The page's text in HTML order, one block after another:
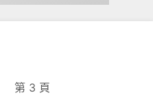
第 3 頁